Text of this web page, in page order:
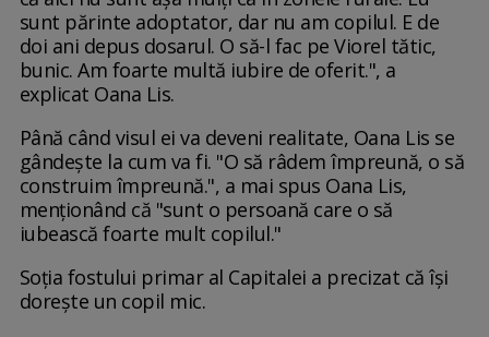
sunt părinte adoptator, dar nu am copilul. E de
doi ani depus dosarul. O să-l fac pe Viorel tătic,
bunic. Am foarte multă iubire de oferit.", a
explicat Oana Lis.
Până când visul ei va deveni realitate, Oana Lis se
gândește la cum va fi. "O să râdem împreună, o să
construim împreună.", a mai spus Oana Lis,
menționând că "sunt o persoană care o să
iubească foarte mult copilul."
Soția fostului primar al Capitalei a precizat că își
dorește un copil mic.